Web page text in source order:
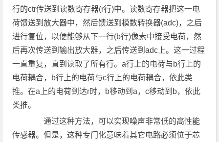
行的ctr传送到读数寄存器(r行)中。读数寄存器把这一电
荷馈送到放大器中，然后馈送到模数转换器(adc)，之后
进行复位，以便能够从下一行(b行)像素中接受电荷，然
后再次传送到输出放大器，之后传送到adc上。这一过程
一直重复，直到读取了所有行。a行上的电荷与b行上的
电荷耦合，b行上的电荷与c行上的电荷耦合，依此类
推。在a上的电荷到达r时，b移动到a，c移动到b，依此
类推。
通过这种方法，可以实现噪声非常低的高性能
传感器。但是，这种专门化意味着其它电路必须位于芯